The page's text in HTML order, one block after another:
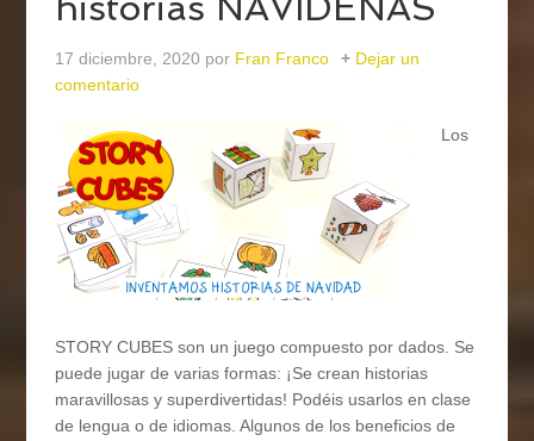
17 diciembre, 2020 por Fran Franco
Dejar un
comentario
Los
STORY CUBES son un juego compuesto por dados. Se
puede jugar de varias formas: ¡Se crean historias
maravillosas y superdivertidas! Podéis usarlos en clase
de lengua o de idiomas. Algunos de los beneficios de